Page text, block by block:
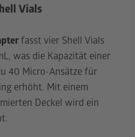
Vials
fasst vier Shell Vials
was die Kapazität einer
40 Micro-Ansätze für
erhöht. Mit einem
Deckel wird ein